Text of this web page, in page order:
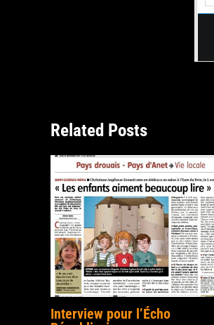
Related Posts
Interview pour l’Écho